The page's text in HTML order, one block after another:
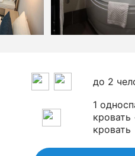
до 2
1
кровать